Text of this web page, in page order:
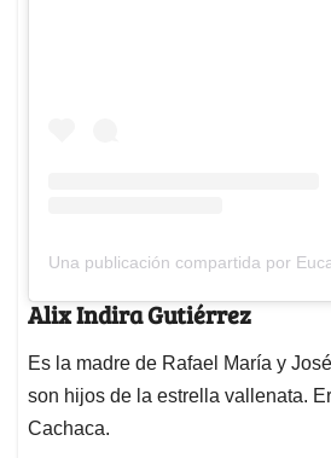
Una publicación compartida por
Alix Indira Gutiérrez
Es la madre de Rafael María y
son hijos de la estrella vallenata.
Cachaca.